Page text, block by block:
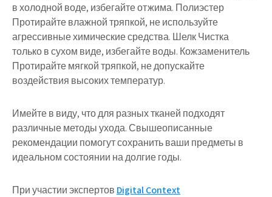
в холодной воде, избегайте отжима. Полиэстер
Протирайте влажной тряпкой, не используйте
агрессивные химические средства. Шелк Чистка
только в сухом виде, избегайте воды. Кожзаменитель
Протирайте мягкой тряпкой, не допускайте
воздействия высоких температур.
Имейте в виду, что для разных тканей подходят
различные методы ухода. Свышеописанные
рекомендации помогут сохранить ваши предметы в
идеальном состоянии на долгие годы.
При участии экспертов Digital Context